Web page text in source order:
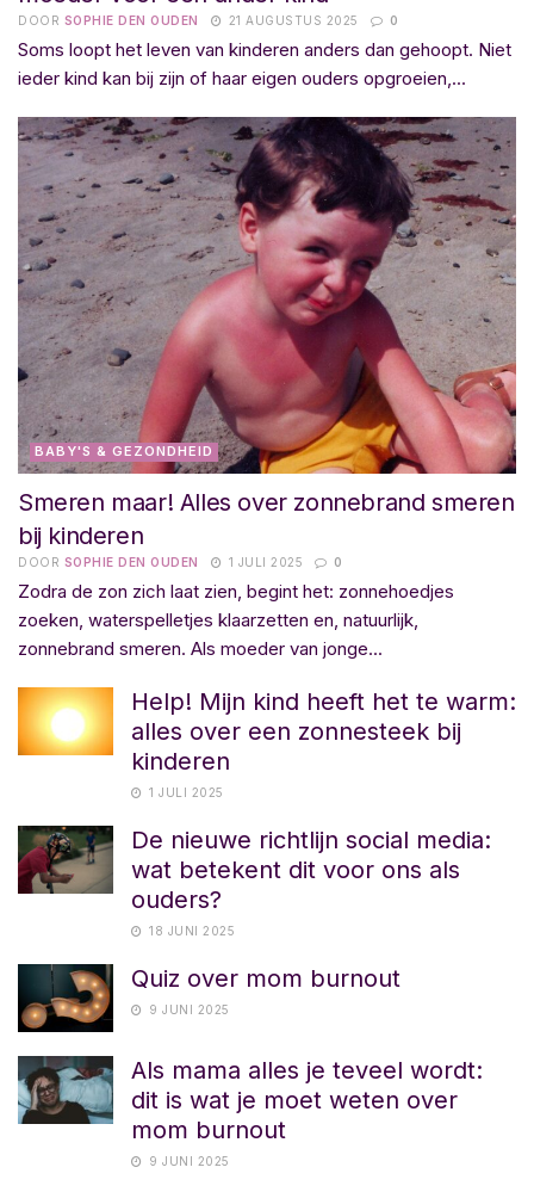
DOOR SOPHIE DEN OUDEN 21 AUGUSTUS 2025 0
Soms loopt het leven van kinderen anders dan gehoopt. Niet
ieder kind kan bij zijn of haar eigen ouders opgroeien,...
BABY'S & GEZONDHEID
Smeren maar! Alles over zonnebrand smeren
bij kinderen
DOOR SOPHIE DEN OUDEN 1 JULI 2025 0
Zodra de zon zich laat zien, begint het: zonnehoedjes
zoeken, waterspelletjes klaarzetten en, natuurlijk,
zonnebrand smeren. Als moeder van jonge...
Help! Mijn kind heeft het te warm:
alles over een zonnesteek bij
kinderen
1 JULI 2025
De nieuwe richtlijn social media:
wat betekent dit voor ons als
ouders?
18 JUNI 2025
Quiz over mom burnout
9 JUNI 2025
Als mama alles je teveel wordt:
dit is wat je moet weten over
mom burnout
9 JUNI 2025